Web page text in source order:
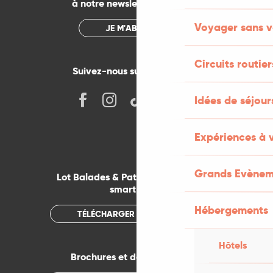
Voyager sans
Circuits
Idées de
Expériences à
Grands
Hébergements
Hôtels
à notre newsletter mensuelle
JE M'ABONNE
Suivez-nous sur les réseaux !
Lot Balades & Patrimoines sur votre
smartphone
TÉLÉCHARGER L'APPLICATION
Brochures et documentations